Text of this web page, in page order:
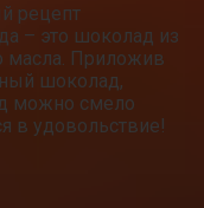
рецепт
– это шоколад из
масла. Приложив
шоколад,
можно смело
в удовольствие!